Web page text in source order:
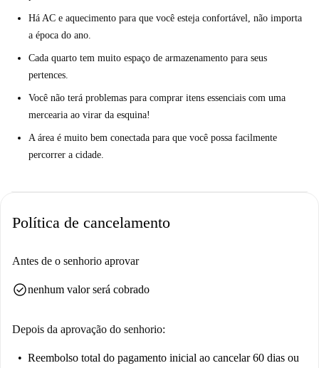
Há AC e aquecimento para que você esteja confortável, não importa
a época do ano.
Cada quarto tem muito espaço de armazenamento para seus
pertences.
Você não terá problemas para comprar itens essenciais com uma
mercearia ao virar da esquina!
A área é muito bem conectada para que você possa facilmente
percorrer a cidade.
Política de cancelamento
Antes de o senhorio aprovar
check_circlenenhum valor será cobrado
Depois da aprovação do senhorio:
Reembolso total do pagamento inicial ao cancelar 60 dias ou